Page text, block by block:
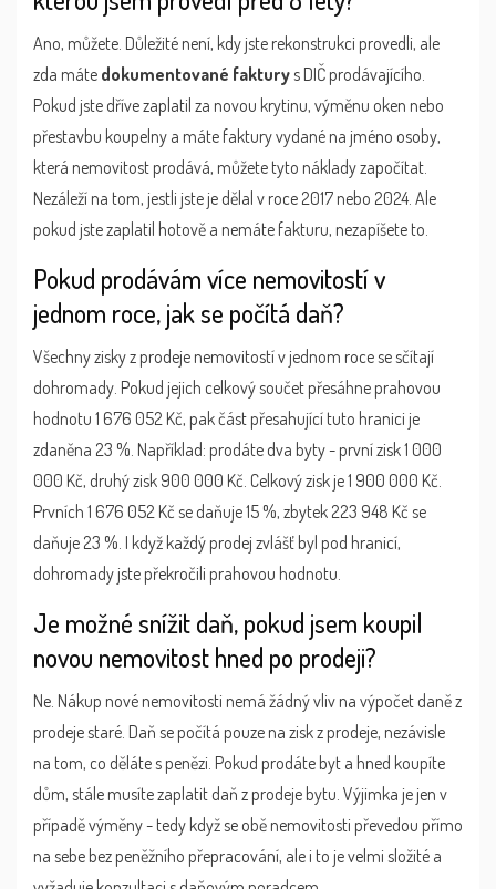
Ano, můžete. Důležité není, kdy jste rekonstrukci provedli, ale
zda máte dokumentované fakturys DIČ prodávajícího.
Pokud jste dříve zaplatil za novou krytinu, výměnu oken nebo
přestavbu koupelny a máte faktury vydané na jméno osoby,
která nemovitost prodává, můžete tyto náklady započítat.
Nezáleží na tom, jestli jste je dělal v roce 2017 nebo 2024. Ale
pokud jste zaplatil hotově a nemáte fakturu, nezapíšete to.
Pokud prodávám více nemovitostí v
jednom roce, jak se počítá daň?
Všechny zisky z prodeje nemovitostí v jednom roce se sčítají
dohromady. Pokud jejich celkový součet přesáhne prahovou
hodnotu 1 676 052 Kč, pak část přesahující tuto hranici je
zdaněna 23 %. Například: prodáte dva byty - první zisk 1 000
000 Kč, druhý zisk 900 000 Kč. Celkový zisk je 1 900 000 Kč.
Prvních 1 676 052 Kč se daňuje 15 %, zbytek 223 948 Kč se
daňuje 23 %. I když každý prodej zvlášť byl pod hranicí,
dohromady jste překročili prahovou hodnotu.
Je možné snížit daň, pokud jsem koupil
novou nemovitost hned po prodeji?
Ne. Nákup nové nemovitosti nemá žádný vliv na výpočet daně z
prodeje staré. Daň se počítá pouze na zisk z prodeje, nezávisle
na tom, co děláte s penězi. Pokud prodáte byt a hned koupíte
dům, stále musíte zaplatit daň z prodeje bytu. Výjimka je jen v
případě výměny - tedy když se obě nemovitosti převedou přímo
na sebe bez peněžního přepracování, ale i to je velmi složité a